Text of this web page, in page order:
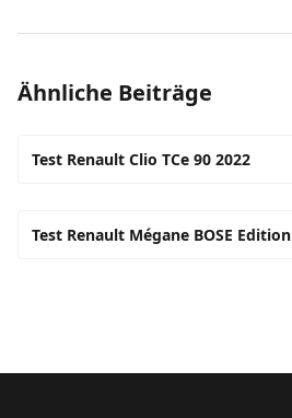
Ähnliche Beiträge
Test Renault Clio TCe 90 2022
Test Renault Mégane BOSE Edition